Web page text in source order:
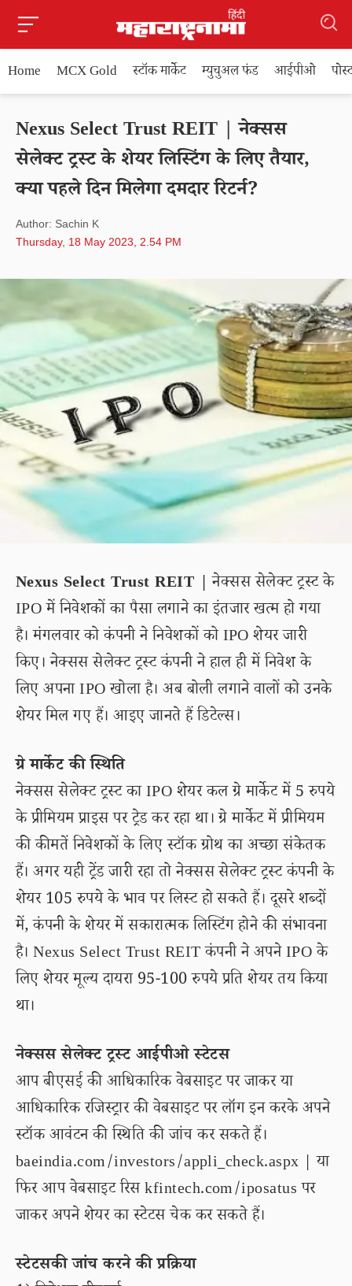
Home MCX Gold स्टॉक मार्केट म्युचुअल फंड आईपीओ
Nexus Select Trust REIT | नेक्सस
सेलेक्ट ट्रस्ट के शेयर लिस्टिंग के लिए तैयार,
क्या पहले दिन मिलेगा दमदार रिटर्न?
Author: Sachin K
Thursday, 18 May 2023, 2.54 PM
Nexus Select Trust REIT | नेक्सस सेलेक्ट ट्रस्ट के
IPO में निवेशकों का पैसा लगाने का इंतजार खत्म हो गया
है। मंगलवार को कंपनी ने निवेशकों को IPO शेयर जारी
किए। नेक्सस सेलेक्ट ट्रस्ट कंपनी ने हाल ही में निवेश के
लिए अपना IPO खोला है। अब बोली लगाने वालों को उनके
शेयर मिल गए हैं। आइए जानते हैं डिटेल्स।
ग्रे मार्केट की स्थिति
नेक्सस सेलेक्ट ट्रस्ट का IPO शेयर कल ग्रे मार्केट में 5 रुपये
के प्रीमियम प्राइस पर ट्रेड कर रहा था। ग्रे मार्केट में प्रीमियम
की कीमतें निवेशकों के लिए स्टॉक ग्रोथ का अच्छा संकेतक
हैं। अगर यही ट्रेंड जारी रहा तो नेक्सस सेलेक्ट ट्रस्ट कंपनी के
शेयर 105 रुपये के भाव पर लिस्ट हो सकते हैं। दूसरे शब्दों
में, कंपनी के शेयर में सकारात्मक लिस्टिंग होने की संभावना
है। Nexus Select Trust REIT कंपनी ने अपने IPO के
लिए शेयर मूल्य दायरा 95-100 रुपये प्रति शेयर तय किया
था।
नेक्सस सेलेक्ट ट्रस्ट आईपीओ स्टेटस
आप बीएसई की आधिकारिक वेबसाइट पर जाकर या
आधिकारिक रजिस्ट्रार की वेबसाइट पर लॉग इन करके अपने
स्टॉक आवंटन की स्थिति की जांच कर सकते हैं।
baeindia.com/investors/appli_check.aspx | या
फिर आप वेबसाइट रिस kfintech.com/iposatus पर
जाकर अपने शेयर का स्टेटस चेक कर सकते हैं।
स्टेटसकी जांच करने की प्रक्रिया